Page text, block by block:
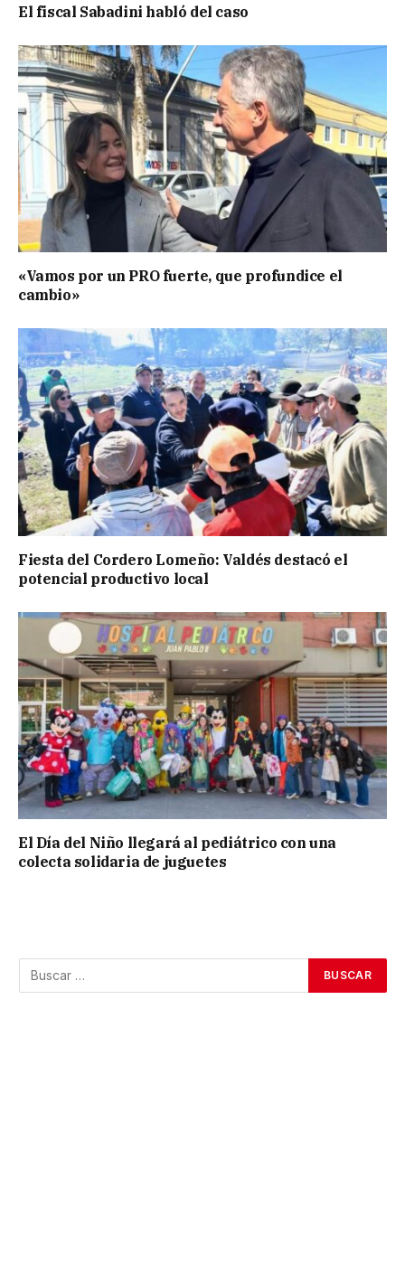
El fiscal Sabadini habló del caso
«Vamos por un PRO fuerte, que profundice el
cambio»
Fiesta del Cordero Lomeño: Valdés destacó el
potencial productivo local
El Día del Niño llegará al pediátrico con una
colecta solidaria de juguetes